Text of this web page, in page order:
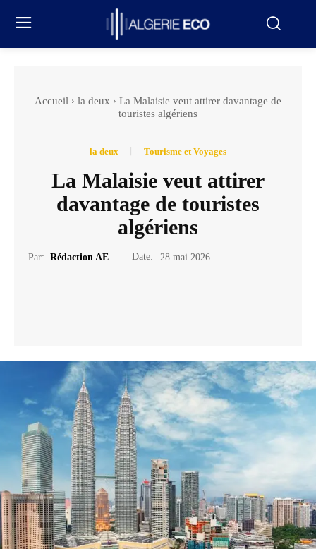
Accueil la deux
La Malaisie veut attirer davantage de
touristes algériens
la deux Tourisme et Voyages
La Malaisie veut attirer
davantage de touristes
algériens
Par: Rédaction AE Date: 28 mai 2026